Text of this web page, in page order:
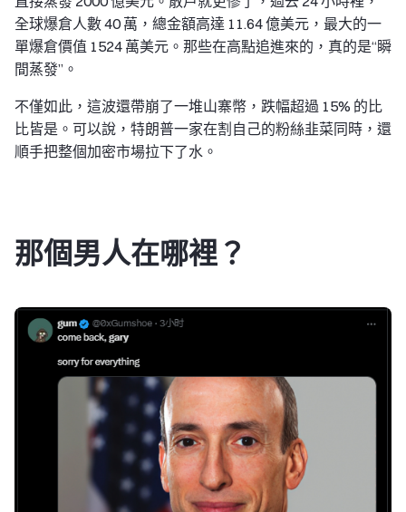
全球爆倉人數 40 萬，總金額高達 11.64 億美元，最大的一
單爆倉價值 1524 萬美元。那些在高點追進來的，真的是“瞬
間蒸發”。
不僅如此，這波還帶崩了一堆山寨幣，跌幅超過 15% 的比
比皆是。可以說，特朗普一家在割自己的粉絲韭菜同時，還
順手把整個加密市場拉下了水。
那個男人在哪裡？